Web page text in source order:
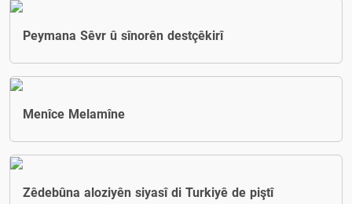
Peymana Sêvr û sînorên destçêkirî
Menîce Melamîne
Zêdebûna aloziyên siyasî di Turkiyê de piştî